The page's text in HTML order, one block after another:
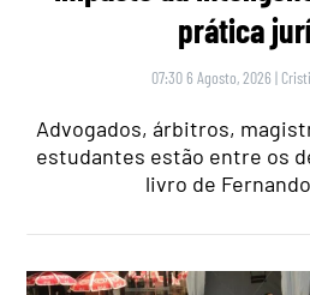
prática
07:30 6 Agosto, 2026 |
Advogados, árbitros,
estudantes estão entre os
livro de